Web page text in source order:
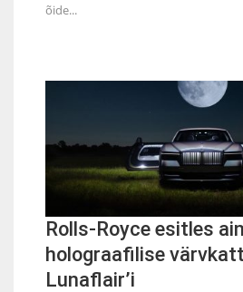
õide...
Rolls-Royce esitles
holograafilise
Lunaflair’i